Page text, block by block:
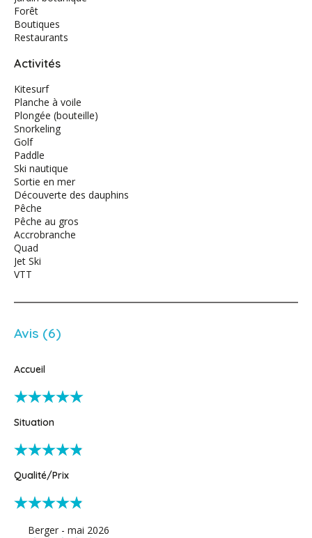
Forêt
Boutiques
Restaurants
Activités
Kitesurf
Planche à voile
Plongée (bouteille)
Snorkeling
Golf
Paddle
Ski nautique
Sortie en mer
Découverte des dauphins
Pêche
Pêche au gros
Accrobranche
Quad
Jet Ski
VTT
Avis (6)
Accueil
Situation
Qualité/Prix
Berger - mai 2026